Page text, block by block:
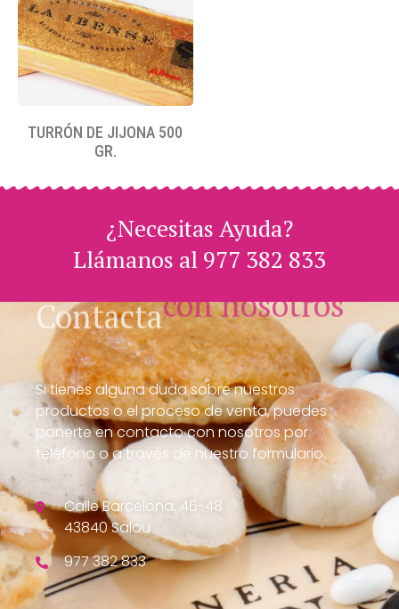
TURRÓN DE JIJONA 500
GR.
¿Necesitas Ayuda?
Llámanos al 977 382 833
Contactacon nosotros
Si tienes alguna duda sobre nuestros
productos o el proceso de venta, puedes
ponerte en contacto con nosotros por
teléfono o a través de nuestro formulario.
Calle Barcelona, 46-48
43840 Salou
977 382 833